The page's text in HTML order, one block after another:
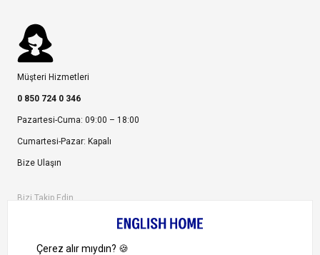
Müşteri Hizmetleri
0 850 724 0 346
Pazartesi-Cuma: 09:00 – 18:00
Cumartesi-Pazar: Kapalı
Bize Ulaşın
Bizi Takip Edin